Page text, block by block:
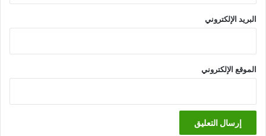
البريد الإلكتروني
الموقع الإلكتروني